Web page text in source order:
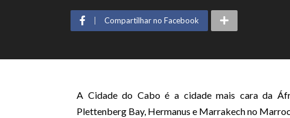
Compartilhar no Facebook
A Cidade do Cabo é a cidade mais cara da
Plettenberg Bay, Hermanus e Marrakech no